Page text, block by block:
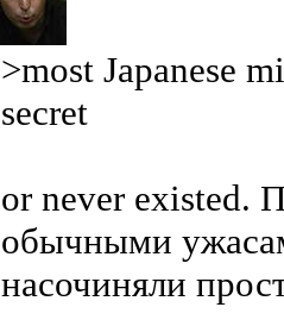
>most Japanese
secret
or never existed.
обычными
насочиняли